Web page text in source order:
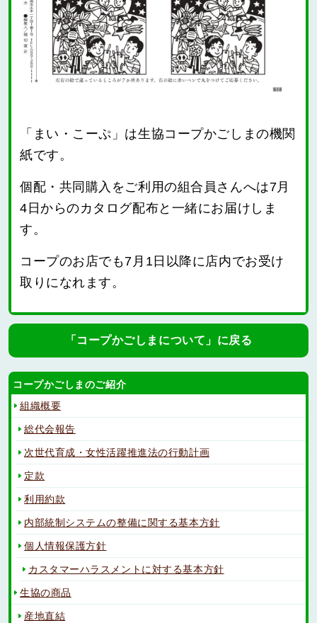
「まい・こーぷ」は生協コープかごしまの機関
紙です。
個配・共同購入をご利用の組合員さんへは7月
4日からのカタログ配布と一緒にお届けしま
す。
コープのお店でも7月1日以降に店内でお受け
取りになれます。
「コープかごしまについて」に戻る
コープかごしまのご紹介
組織概要
総代会報告
次世代育成・女性活躍推進法の行動計画
定款
利用約款
内部統制システムの整備に関する基本方針
個人情報保護方針
カスタマーハラスメントに対する基本方針
生協の商品
産地直結